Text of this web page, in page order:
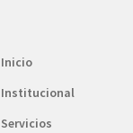
Inicio
Institucional
Servicios